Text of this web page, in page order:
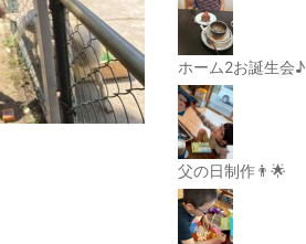
ホーム2お誕生会♪
父の日制作👨🌟